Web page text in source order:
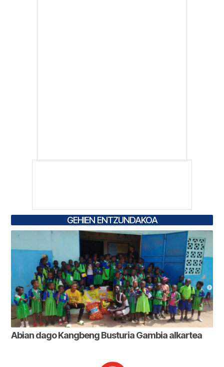
GEHIEN ENTZUNDAKOA
Abian dago Kangbeng Busturia Gambia alkartea